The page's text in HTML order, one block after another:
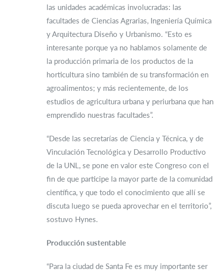
las unidades académicas involucradas: las
facultades de Ciencias Agrarias, Ingeniería Química
y Arquitectura Diseño y Urbanismo. “Esto es
interesante porque ya no hablamos solamente de
la producción primaria de los productos de la
horticultura sino también de su transformación en
agroalimentos; y más recientemente, de los
estudios de agricultura urbana y periurbana que han
emprendido nuestras facultades”.
“Desde las secretarías de Ciencia y Técnica, y de
Vinculación Tecnológica y Desarrollo Productivo
de la UNL, se pone en valor este Congreso con el
fin de que participe la mayor parte de la comunidad
científica, y que todo el conocimiento que allí se
discuta luego se pueda aprovechar en el territorio”,
sostuvo Hynes.
Producción sustentable
“Para la ciudad de Santa Fe es muy importante ser